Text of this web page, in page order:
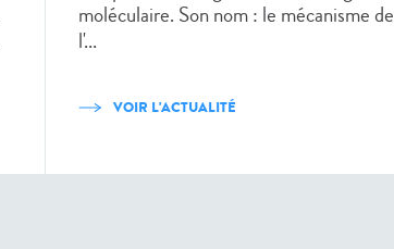
moléculaire. Son nom : le mécanisme de
l'...
VOIR L'ACTUALITÉ